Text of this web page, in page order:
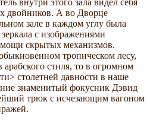
двойников. А во Дворце
зале в каждом углу была
с изображениями
скрытых механизмов.
тропическом лесу,
арабского стиля, то в огромном
столетней давности в наше
знаменитый фокусник Дэвид
трюк с исчезающим вагоном